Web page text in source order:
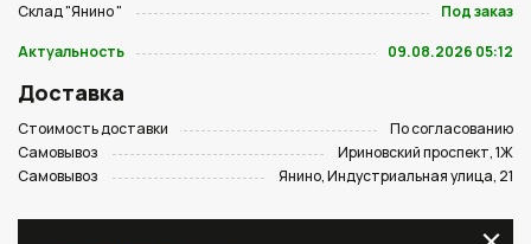
Склад "Янино "
Под заказ
Актуальность
09.08.2026 05:12
Доставка
Стоимость доставки
По согласованию
Самовывоз
Ириновский проспект, 1Ж
Самовывоз
Янино, Индустриальная улица, 21